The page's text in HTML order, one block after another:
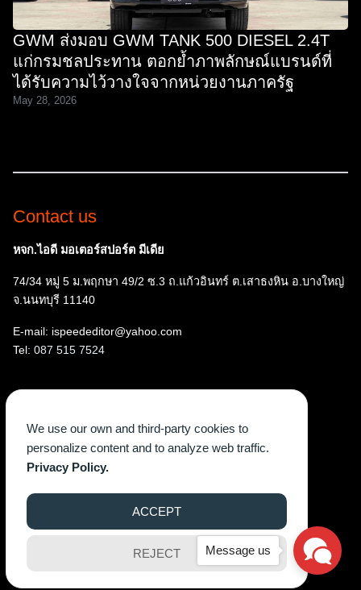
GWM ส่งมอบ GWM TANK 500 DIESEL 2.4T
แก่กรมชลประทาน ตอกย้ำภาพลักษณ์แบรนด์ที่
ได้รับความไว้วางใจจากหน่วยงานภาครัฐ
May 28, 2026
Contact us
หจก.ไอดี มอเตอร์สปอร์ต มีเดีย
74/34 หมู่ 5 ม.พฤกษา 49/2 ซ.3 ถ.แก้วอินทร์ ต.เสาธงหิน อ.บางใหญ่
จ.นนทบุรี 11140
E-mail: ispeededitor@yahoo.com
Tel: 087 515 7524
Facebook
Instagram
YouTube
X TikTok
©2026 WWW.ISPEEDEGAZINE.COM. ALL RIGHTS RESERVED.
Message us
We use our own and third-party cookies to
personalize content and to analyze web traffic.
Privacy Policy.
ACCEPT
REJECT